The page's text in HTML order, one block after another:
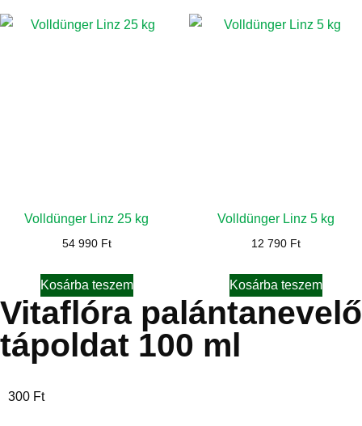
Volldünger Linz 25 kg
54 990 Ft
Kosárba teszem
Volldünger Linz 5 kg
12 790 Ft
Kosárba teszem
Vitaflóra palántanevelő
tápoldat 100 ml
300 Ft